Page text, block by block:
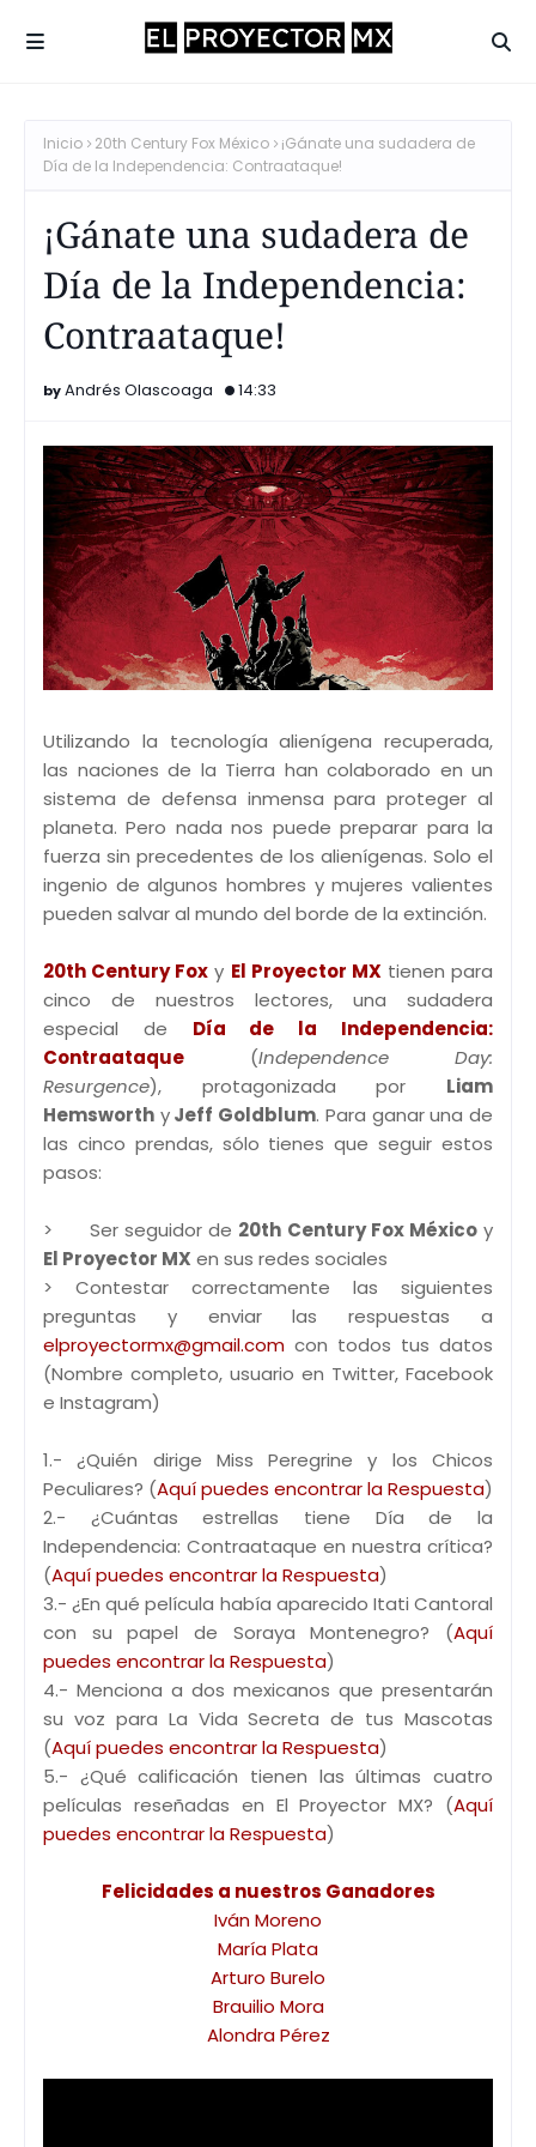
Inicio 20th Century Fox México
¡Gánate una sudadera de
Día de la Independencia: Contraataque!
¡Gánate una sudadera de
Día de la Independencia:
Contraataque!
Andrés Olascoaga 14:33
Utilizando la tecnología alienígena recuperada,
las naciones de la Tierra han colaborado en un
sistema de defensa inmensa para proteger al
planeta. Pero nada nos puede preparar para la
fuerza sin precedentes de los alienígenas. Solo el
ingenio de algunos hombres y mujeres valientes
pueden salvar al mundo del borde de la extinción.
20th Century Fox y El Proyector MXtienen para
cinco de nuestros lectores, una sudadera
especial de Día de la Independencia:
Contraataque (Independence Day:
Resurgence), protagonizada por Liam
Hemsworth yJeff Goldblum. Para ganar una de
las cinco prendas, sólo tienes que seguir estos
pasos:
> Ser seguidor de 20th Century Fox Méxicoy
El Proyector MX en sus redes sociales
> Contestar correctamente las siguientes
preguntas y enviar las respuestas a
elproyectormx@gmail.com con todos tus datos
(Nombre completo, usuario en Twitter, Facebook
e Instagram)
1.- ¿Quién dirige Miss Peregrine y los Chicos
Peculiares? (Aquí puedes encontrar la Respuesta)
2.- ¿Cuántas estrellas tiene Día de la
Independencia: Contraataque en nuestra crítica?
(Aquí puedes encontrar la Respuesta)
3.- ¿En qué película había aparecido Itati Cantoral
con su papel de Soraya Montenegro? (Aquí
puedes encontrar la Respuesta)
4.- Menciona a dos mexicanos que presentarán
su voz para La Vida Secreta de tus Mascotas
(Aquí puedes encontrar la Respuesta)
5.- ¿Qué calificación tienen las últimas cuatro
películas reseñadas en El Proyector MX? (Aquí
puedes encontrar la Respuesta)
Felicidades a nuestros Ganadores
Iván Moreno
María Plata
Arturo Burelo
Brauilio Mora
Alondra Pérez